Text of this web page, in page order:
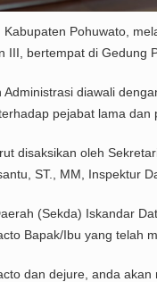
Kabupaten Pohuwato,
III, bertempat di Gedung
diawali
pejabat lama dan
disaksikan oleh
ST., MM, Inspektur
(Sekda) Iskandar
Bapak/Ibu yang telah
dan dejure, anda